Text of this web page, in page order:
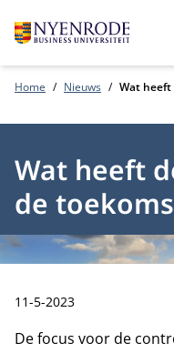
Home Nieuws Wat heeft
Wat heeft
de
Publicatiedatum:
11-5-2023
De focus voor de